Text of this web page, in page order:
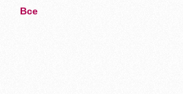
Все